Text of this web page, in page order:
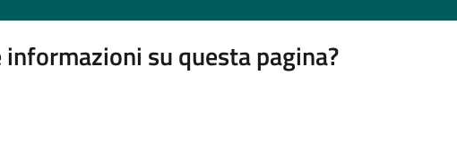
su questa pagina?